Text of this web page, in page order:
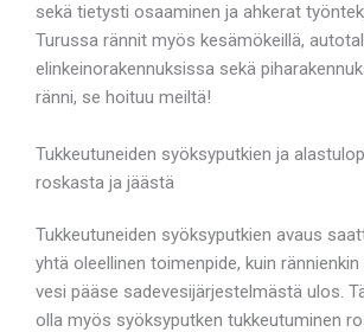
sekä tietysti osaaminen ja ahkerat
Turussa rännit myös kesämökeillä,
elinkeinorakennuksissa sekä
ränni, se hoituu meiltä!
Tukkeutuneiden syöksyputkien ja
roskasta ja jäästä
Tukkeutuneiden syöksyputkien avaus
yhtä oleellinen toimenpide, kuin rännienkin
vesi pääse sadevesijärjestelmästä ulos.
olla myös syöksyputken tukkeutuminen